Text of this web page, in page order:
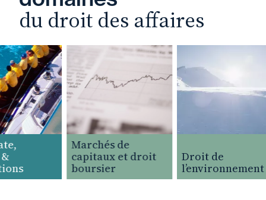
du droit des affaires
Marchés de
capitaux et droit
boursier
Droit de
l’environnement